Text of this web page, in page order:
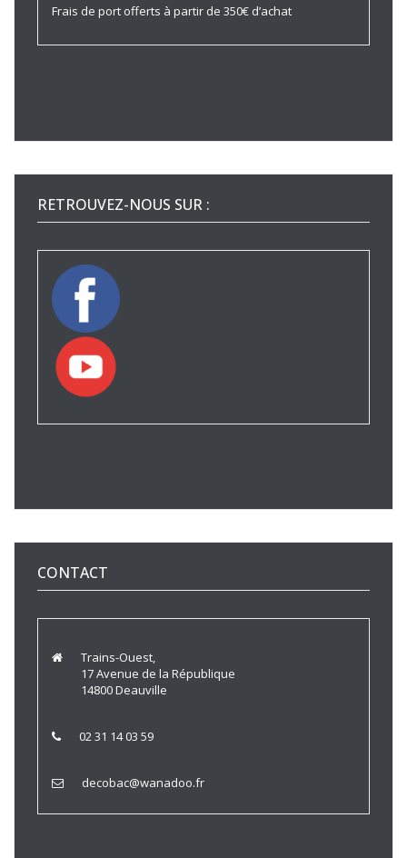
Frais de port offerts à partir de 350€ d’achat
RETROUVEZ-NOUS SUR :
CONTACT
Trains-Ouest,
17 Avenue de la République
14800 Deauville
02 31 14 03 59
decobac@wanadoo.fr